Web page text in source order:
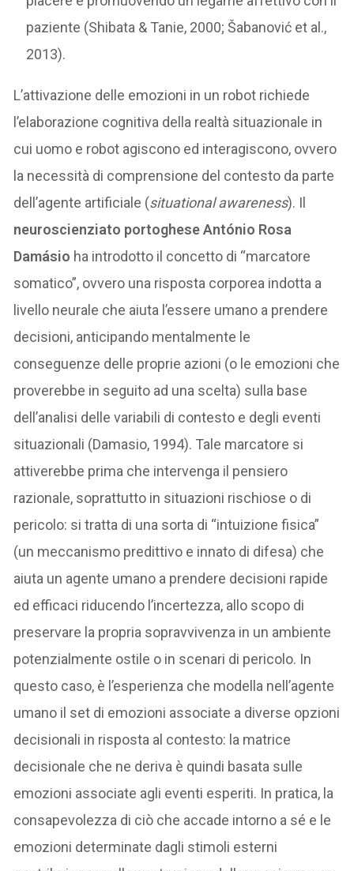
paziente (Shibata & Tanie, 2000; Šabanović et al.,
2013).
L’attivazione delle emozioni in un robot richiede
l’elaborazione cognitiva della realtà situazionale in
cui uomo e robot agiscono ed interagiscono, ovvero
la necessità di comprensione del contesto da parte
dell’agente artificiale (situational awareness). Il
neuroscienziato portoghese António Rosa
Damásio ha introdotto il concetto di “marcatore
somatico”, ovvero una risposta corporea indotta a
livello neurale che aiuta l’essere umano a prendere
decisioni, anticipando mentalmente le
conseguenze delle proprie azioni (o le emozioni che
proverebbe in seguito ad una scelta) sulla base
dell’analisi delle variabili di contesto e degli eventi
situazionali (Damasio, 1994). Tale marcatore si
attiverebbe prima che intervenga il pensiero
razionale, soprattutto in situazioni rischiose o di
pericolo: si tratta di una sorta di “intuizione fisica”
(un meccanismo predittivo e innato di difesa) che
aiuta un agente umano a prendere decisioni rapide
ed efficaci riducendo l’incertezza, allo scopo di
preservare la propria sopravvivenza in un ambiente
potenzialmente ostile o in scenari di pericolo. In
questo caso, è l’esperienza che modella nell’agente
umano il set di emozioni associate a diverse opzioni
decisionali in risposta al contesto: la matrice
decisionale che ne deriva è quindi basata sulle
emozioni associate agli eventi esperiti. In pratica, la
consapevolezza di ciò che accade intorno a sé e le
emozioni determinate dagli stimoli esterni